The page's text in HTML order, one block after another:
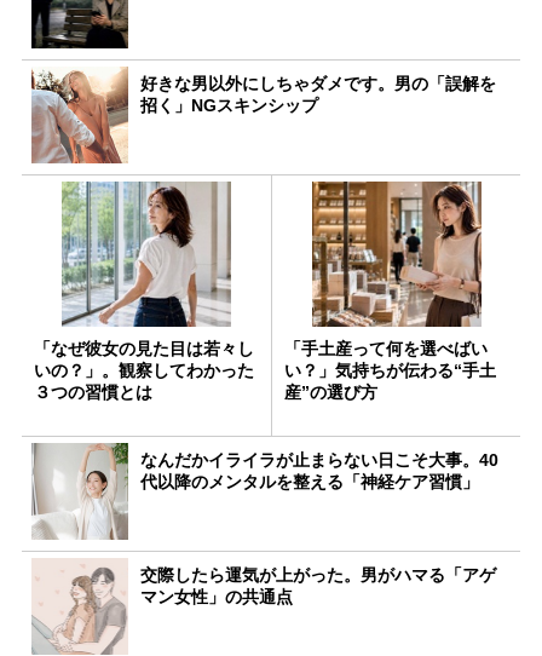
好きな男以外にしちゃダメです。男の「誤解を
招く」NGスキンシップ
「なぜ彼女の見た目は若々し
いの？」。観察してわかった
３つの習慣とは
「手土産って何を選べばい
い？」気持ちが伝わる“手土
産”の選び方
なんだかイライラが止まらない日こそ大事。40
代以降のメンタルを整える「神経ケア習慣」
交際したら運気が上がった。男がハマる「アゲ
マン女性」の共通点